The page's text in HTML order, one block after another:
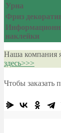
Урна
Фриз
наклейки
Наша компания
здесь>>>
Чтобы заказать